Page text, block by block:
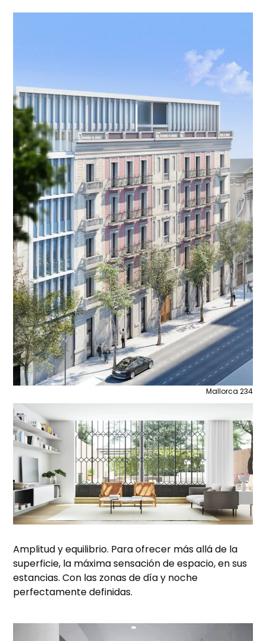
Mallorca 234
Amplitud y equilibrio. Para ofrecer más allá de la
superficie, la máxima sensación de espacio, en sus
estancias. Con las zonas de día y noche
perfectamente definidas.